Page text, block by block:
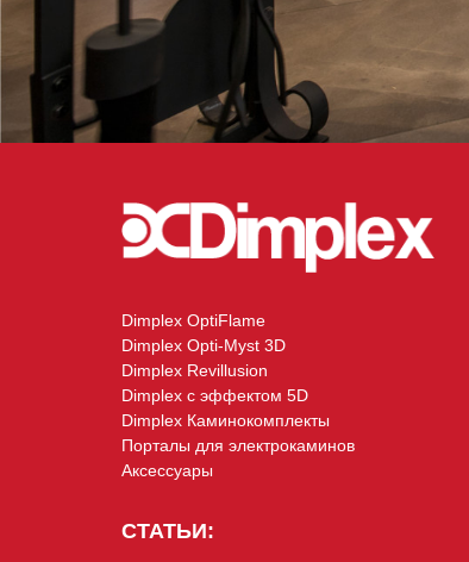
Dimplex OptiFlame
Dimplex Opti-Myst 3D
Dimplex Revillusion
Dimplex с эффектом 5D
Dimplex Каминокомплекты
Порталы для электрокаминов
Аксессуары
СТАТЬИ: